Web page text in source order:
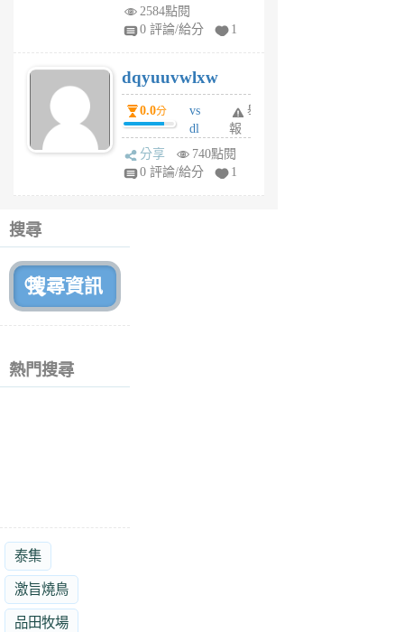
tu
6
個
月
前
2584點閱
0 評論/給分
1
dqyuuvwlxw
0.0分
vs
dl
sq
fy
舉
報
分享
740點閱
0 評論/給分
1
搜尋
熱門搜尋
泰集
激旨燒鳥
品田牧場